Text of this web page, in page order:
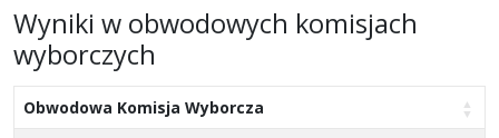
Wyniki w obwodowych komisjach
wyborczych
Obwodowa Komisja Wyborcza